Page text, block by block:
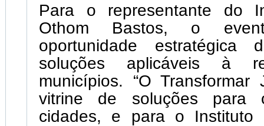
Para o representante do
Othom Bastos, o
oportunidade estratégica
soluções aplicáveis à
municípios. “O
vitrine de soluções para
cidades, e para o Instituto